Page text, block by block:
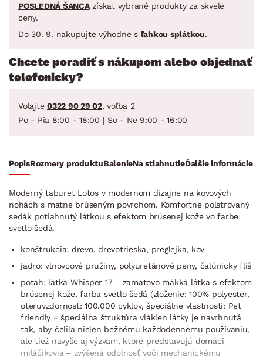
POSLEDNÁ ŠANCAzískať vybrané produkty za skvelé
ceny.
Do 30. 9. nakupujte výhodne s ľahkou splátkou.
Chcete poradiť s nákupom alebo objednať
telefonicky?
Volajte 0322 90 29 02, voľba 2
Po - Pia 8:00 - 18:00 | So - Ne 9:00 - 16:00
PopisRozmery produktuBalenieNa stiahnutieĎalšie informácie
Moderný taburet Lotos v modernom dizajne na kovových
nohách s matne brúseným povrchom. Komfortne polstrovaný
sedák potiahnutý látkou s efektom brúsenej kože vo farbe
svetlo šedá.
konštrukcia: drevo, drevotrieska, preglejka, kov
jadro: vlnovcové pružiny, polyuretánové peny, čalúnicky fliš
poťah: látka Whisper 17 – zamatovo mäkká látka s efektom
brúsenej kože, farba svetlo šedá (zloženie: 100% polyester,
oteruvzdornosť: 100.000 cyklov, špeciálne vlastnosti: Pet
friendly = špeciálna štruktúra vlákien látky je navrhnutá
tak, aby čelila nielen bežnému každodennému používaniu,
ale tiež navyše aj výzvam, ktoré predstavujú domáci
miláčikovia – zvýšená odolnosť voči mechanickému